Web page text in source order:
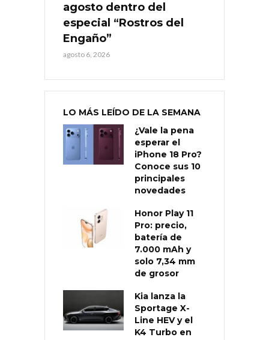
agosto dentro del
especial “Rostros del
Engaño”
agosto 6, 2026
LO MÁS LEÍDO DE LA SEMANA
¿Vale la pena
esperar el
iPhone 18 Pro?
Conoce sus 10
principales
novedades
Honor Play 11
Pro: precio,
batería de
7.000 mAh y
solo 7,34 mm
de grosor
Kia lanza la
Sportage X-
Line HEV y el
K4 Turbo en